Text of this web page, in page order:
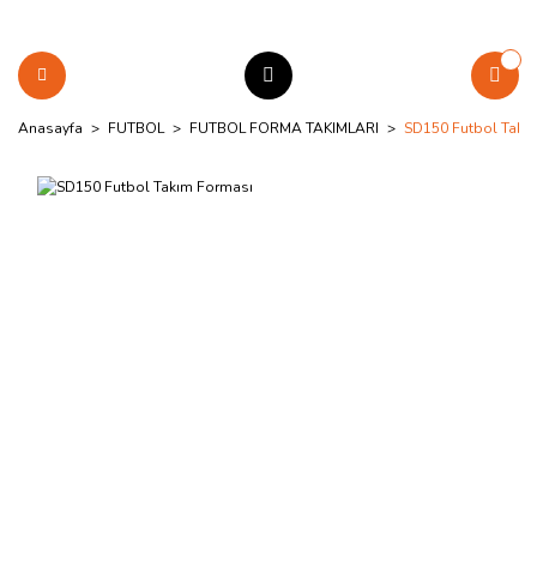
Anasayfa FUTBOL FUTBOL FORMA TAKIMLARI SD150 Futbol